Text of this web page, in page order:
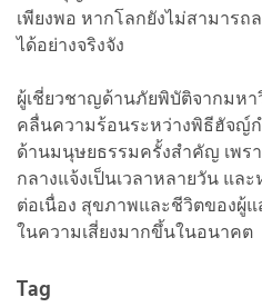
เพียงพอ หากโลกยังไม่สามารถ
ได้อย่างจริงจัง
ผู้เชี่ยวชาญด้านภัยพิบัติจากมหา
คลื่นความร้อนระหว่างพิธีฮัจญ์
ด้านมนุษยธรรมครั้งสำคัญ เพร
กลางแจ้งเป็นเวลาหลายวัน แ
ต่อเนื่อง สุขภาพและชีวิตของผู้
ในความเสี่ยงมากขึ้นในอนาคต
Tag